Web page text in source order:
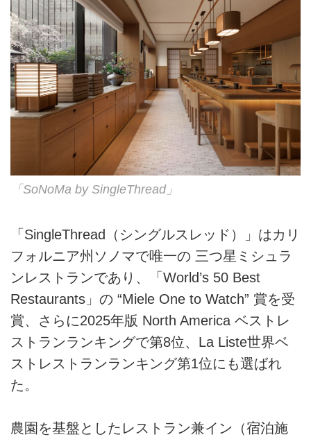
「SoNoMa by SingleThread」
「SingleThread（シングルスレッド）」はカリ
フォルニア州ソノマで唯一の 三つ星ミシュラ
ンレストランであり、「World’s 50 Best
Restaurants」の “Miele One to Watch” 賞を受
賞、さらに2025年版 North America ベストレ
ストランランキングで第8位、La Liste世界ベ
ストレストランランキング第1位にも選ばれ
た。
農園を基盤としたレストラン兼イン（宿泊施